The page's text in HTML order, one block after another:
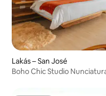
Lakás – San José
Boho Chic Studio